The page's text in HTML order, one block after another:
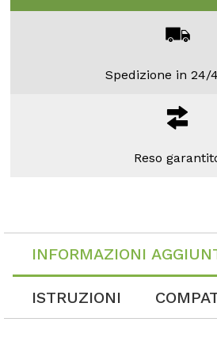
Spedizione in 24/
Reso
INFORMAZIONI
ISTRUZIONI